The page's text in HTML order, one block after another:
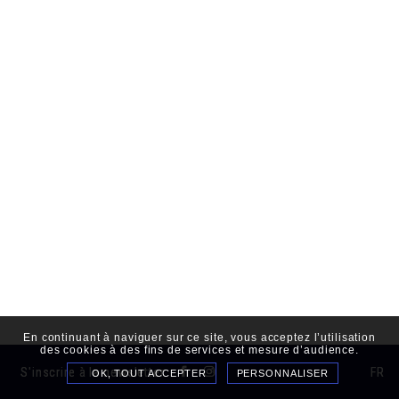
S'inscrire à la newsletter FR
En continuant à naviguer sur ce site, vous acceptez l’utilisation
des cookies à des fins de services et mesure d’audience.
OK, TOUT ACCEPTER PERSONNALISER